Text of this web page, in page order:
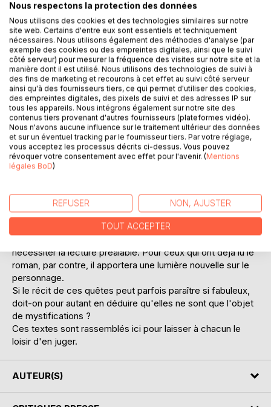
Auro Caudo, c'est la quête de Corso, marin provençal et
chasseur de reliques, à travers cette fin de renaissance ou
intrigues et complots le partage à d'antiques secrets.
Entre histoire et légendes, une succession d'aventures
fantastiques dans un monde aujourd'hui révolu, mais
tellement présent dans notre imaginaire...
Aventures ou contes philosophiques, chacun de ces textes
s'inscrit dans une chronologie qui en fait, au final, une
histoire. Celle de ce personnage de Corso, dans un XVIIe
siècle où la Méditerranée est encore le creuset des plus
grandes richesses, matérielles et spirituelles.
Y plane encore l'ombre de ses antiques civilisations, tandis
mener ses quêtes, de trésors et de mystères.
L'ensemble vient s'inscrire dans la chronologie du roman
Corso - La conjuration Mare Nostrum, sans pour autant en
nécessiter la lecture préalable. Pour ceux qui ont déjà lu le
roman, par contre, il apportera une lumière nouvelle sur le
personnage.
Si le récit de ces quêtes peut parfois paraître si fabuleux,
doit-on pour autant en déduire qu'elles ne sont que l'objet
de mystifications ?
Ces textes sont rassemblés ici pour laisser à chacun le
loisir d'en juger.
AUTEUR(S)
Nous respectons la protection des données
Nous utilisons des cookies et des technologies similaires sur notre
site web. Certains d'entre eux sont essentiels et techniquement
nécessaires. Nous utilisons également des méthodes d'analyse (par
exemple des cookies ou des empreintes digitales, ainsi que le suivi
côté serveur) pour mesurer la fréquence des visites sur notre site et la
manière dont il est utilisé. Nous utilisons des technologies de suivi à
des fins de marketing et recourons à cet effet au suivi côté serveur
ainsi qu'à des fournisseurs tiers, ce qui permet d'utiliser des cookies,
des empreintes digitales, des pixels de suivi et des adresses IP sur
tous les appareils. Nous intégrons également sur notre site des
contenus tiers provenant d'autres fournisseurs (plateformes vidéo).
Nous n'avons aucune influence sur le traitement ultérieur des données
et sur un éventuel tracking par le fournisseur tiers. Par votre réglage,
vous acceptez les processus décrits ci-dessus. Vous pouvez
révoquer votre consentement avec effet pour l'avenir. (Mentions
légales BoD)
REFUSER NON, AJUSTER
TOUT ACCEPTER